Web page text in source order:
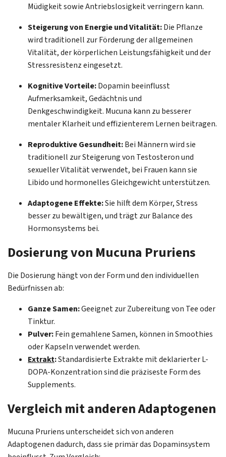
Müdigkeit sowie Antriebslosigkeit verringern kann.
Steigerung von Energie und Vitalität:Die Pflanze
wird traditionell zur Förderung der allgemeinen
Vitalität, der körperlichen Leistungsfähigkeit und der
Stressresistenz eingesetzt.
Kognitive Vorteile:Dopamin beeinflusst
Aufmerksamkeit, Gedächtnis und
Denkgeschwindigkeit. Mucuna kann zu besserer
mentaler Klarheit und effizienterem Lernen beitragen.
Reproduktive Gesundheit:Bei Männern wird sie
traditionell zur Steigerung von Testosteron und
sexueller Vitalität verwendet, bei Frauen kann sie
Libido und hormonelles Gleichgewicht unterstützen.
Adaptogene Effekte:Sie hilft dem Körper, Stress
besser zu bewältigen, und trägt zur Balance des
Hormonsystems bei.
Dosierung von Mucuna Pruriens
Die Dosierung hängt von der Form und den individuellen
Bedürfnissen ab:
Ganze Samen:Geeignet zur Zubereitung von Tee oder
Tinktur.
Pulver:Fein gemahlene Samen, können in Smoothies
oder Kapseln verwendet werden.
Extrakt:Standardisierte Extrakte mit deklarierter L-
DOPA-Konzentration sind die präziseste Form des
Supplements.
Vergleich mit anderen Adaptogenen
Mucuna Pruriens unterscheidet sich von anderen
Adaptogenen dadurch, dass sie primär das Dopaminsystem